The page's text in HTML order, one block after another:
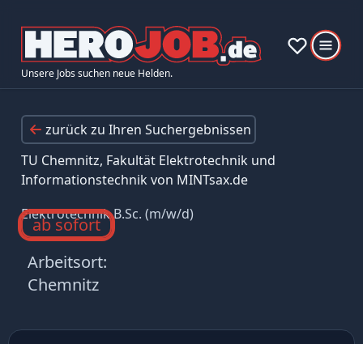
Unsere Jobs suchen neue Helden.
zurück zu Ihren Suchergebnissen
TU Chemnitz, Fakultät Elektrotechnik und
Informationstechnik von MINTsax.de
Elektrotechnik B.Sc. (m/w/d)
ab sofort
Arbeitsort:
Chemnitz